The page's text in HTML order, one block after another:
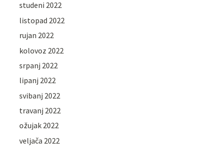
studeni 2022
listopad 2022
rujan 2022
kolovoz 2022
srpanj 2022
lipanj 2022
svibanj 2022
travanj 2022
ožujak 2022
veljača 2022